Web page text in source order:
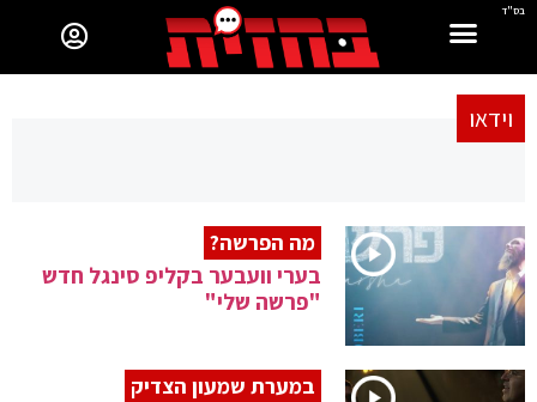
בס"ד
וידאו
מה הפרשה?
בערי וועבער בקליפ סינגל חדש
"פרשה שלי"
במערת שמעון הצדיק